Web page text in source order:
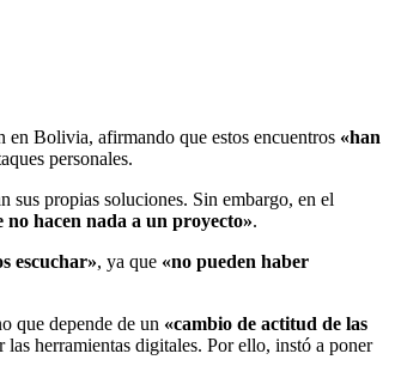
en Bolivia, afirmando que estos encuentros «han
personales.
sus propias soluciones. Sin embargo, en el
no hacen nada a un proyecto».
escuchar», ya que «no pueden haber
que depende de un «cambio de actitud de las
herramientas digitales. Por ello, instó a poner